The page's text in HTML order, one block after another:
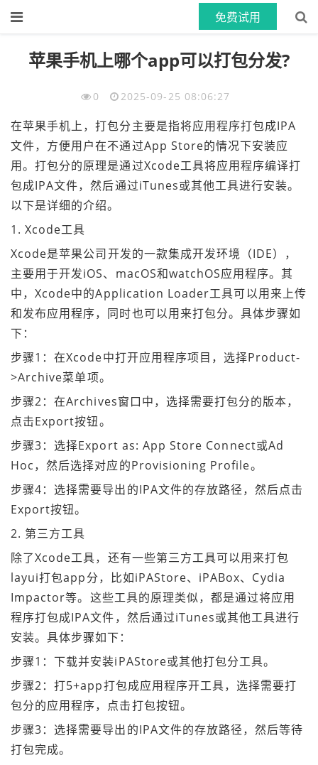
免费试用
首页
苹果手机上哪个app可以打包分发?
0 2025-09-25 08:06:27
在苹果手机上，打包分主要是指将应用程序打包成IPA
文件，方便用户在不通过App Store的情况下安装应
用。打包分的原理是通过Xcode工具将应用程序编译打
包成IPA文件，然后通过iTunes或其他工具进行安装。
以下是详细的介绍。
1. Xcode工具
Xcode是苹果公司开发的一款集成开发环境（IDE），
主要用于开发iOS、macOS和watchOS应用程序。其
中，Xcode中的Application Loader工具可以用来上传
和发布应用程序，同时也可以用来打包分。具体步骤如
下：
步骤1：在Xcode中打开应用程序项目，选择Product-
>Archive菜单项。
步骤2：在Archives窗口中，选择需要打包分的版本，
点击Export按钮。
步骤3：选择Export as: App Store Connect或Ad
Hoc，然后选择对应的Provisioning Profile。
步骤4：选择需要导出的IPA文件的存放路径，然后点击
Export按钮。
2. 第三方工具
除了Xcode工具，还有一些第三方工具可以用来打包
layui打包app分，比如iPAStore、iPABox、Cydia
Impactor等。这些工具的原理类似，都是通过将应用
程序打包成IPA文件，然后通过iTunes或其他工具进行
安装。具体步骤如下：
步骤1：下载并安装iPAStore或其他打包分工具。
步骤2：打5+app打包成应用程序开工具，选择需要打
包分的应用程序，点击打包按钮。
步骤3：选择需要导出的IPA文件的存放路径，然后等待
打包完成。